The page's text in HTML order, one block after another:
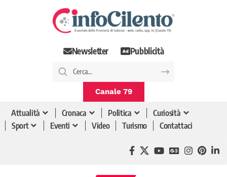
Newsletter Pubblicità
Canale 79
Attualità Cronaca Politica
Curiosità
Sport
Eventi Video Turismo Contattaci